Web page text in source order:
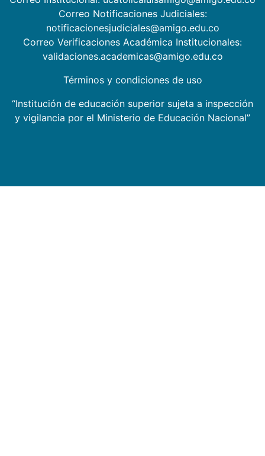
Correo Notificaciones Judiciales:
notificacionesjudiciales@amigo.edu.co
Correo Verificaciones Académica Institucionales:
validaciones.academicas@amigo.edu.co
Términos y condiciones de uso
“Institución de educación superior sujeta a inspección
y vigilancia por el Ministerio de Educación Nacional”